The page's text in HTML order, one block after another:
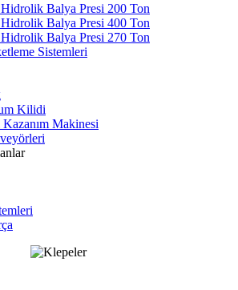
Balya Presi 200 Ton
Balya Presi 400 Ton
Balya Presi 270 Ton
Sistemleri
Kilidi
Makinesi